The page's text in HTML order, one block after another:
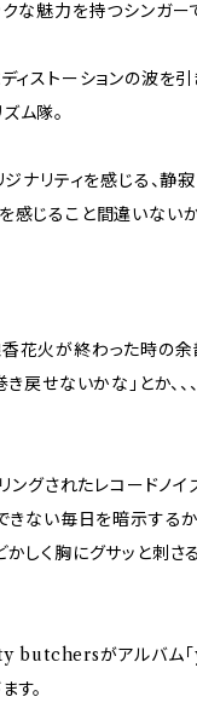
な魅力を持つシンガー
ィストーションの波を
ム隊。
ナリティを感じる、静
じること間違いないか
花火が終わった時の余
戻せないかな」とか、
グされたレコードノイ
きない毎日を暗示する
しく胸にグサッと刺さ
がアルバム「
す。